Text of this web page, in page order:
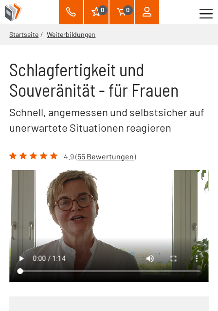
0 0
Startseite Weiterbildungen
Schlagfertigkeit und
Souveränität - für Frauen
Schnell, angemessen und selbstsicher auf
unerwartete Situationen reagieren
4.9 (55 Bewertungen)